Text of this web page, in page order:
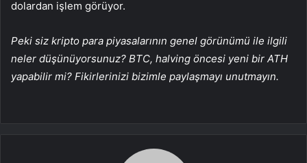
dolardan işlem görüyor.
Peki siz kripto para piyasalarının genel görünümü ile ilgili
neler düşünüyorsunuz? BTC, halving öncesi yeni bir ATH
yapabilir mi? Fikirlerinizi bizimle paylaşmayı unutmayın.